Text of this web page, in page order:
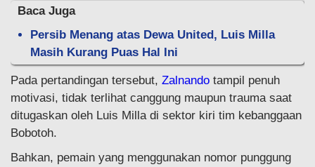
Baca Juga
Persib Menang atas Dewa United, Luis Milla
Masih Kurang Puas Hal Ini
Pada pertandingan tersebut, Zalnando tampil penuh
motivasi, tidak terlihat canggung maupun trauma saat
ditugaskan oleh Luis Milla di sektor kiri tim kebanggaan
Bobotoh.
Bahkan, pemain yang menggunakan nomor punggung